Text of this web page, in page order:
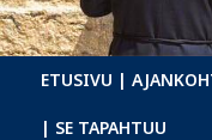
ETUSIVU |
| SE TAPAHTUU